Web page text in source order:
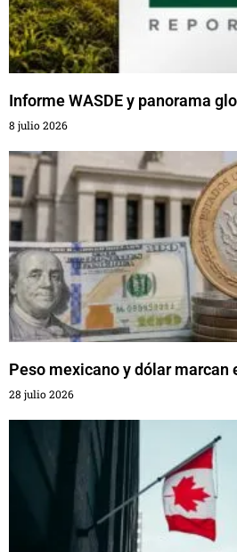
Informe WASDE y panorama
8 julio 2026
Peso mexicano y dólar
28 julio 2026